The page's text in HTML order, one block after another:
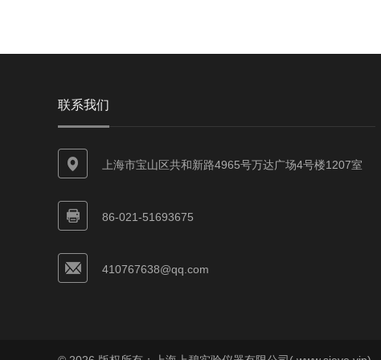
联系我们
上海市宝山区共和新路4965号万达广场4号楼1207室
86-021-51693675
410767638@qq.com